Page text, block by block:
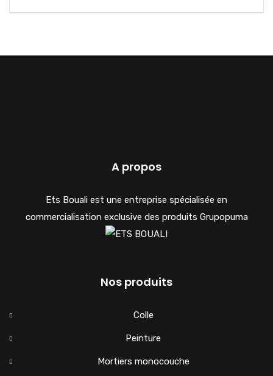
A propos
Ets Bouali est une entreprise spécialisée en
commercialisation exclusive des produits Grupopuma
Nos produits
Colle
Peinture
Mortiers monocouche